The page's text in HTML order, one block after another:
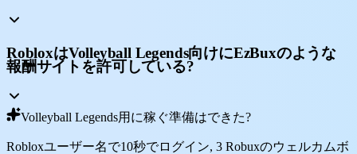
RobloxはVolleyball Legends向けにEzBuxのような
報酬サイトを許可している?
Volleyball Legends用に稼ぐ準備はできた?
Robloxユーザー名で10秒でログイン, 3 Robuxのウェルカムボ